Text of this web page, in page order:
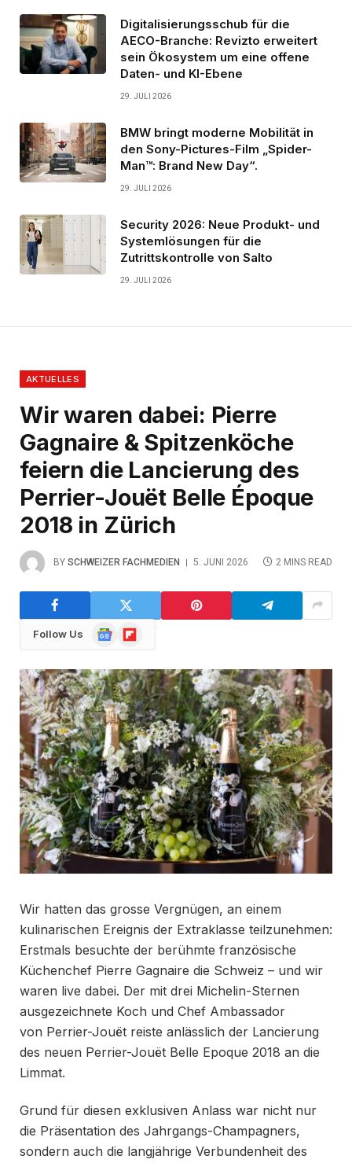
Digitalisierungsschub für die
AECO-Branche: Revizto erweitert
sein Ökosystem um eine offene
Daten- und KI-Ebene
29. JULI 2026
BMW bringt moderne Mobilität in
den Sony-Pictures-Film „Spider-
Man™: Brand New Day“.
29. JULI 2026
Security 2026: Neue Produkt- und
Systemlösungen für die
Zutrittskontrolle von Salto
29. JULI 2026
AKTUELLES
Wir waren dabei: Pierre
Gagnaire & Spitzenköche
feiern die Lancierung des
Perrier-Jouët Belle Époque
2018 in Zürich
BY SCHWEIZER FACHMEDIEN 5. JUNI 2026 2 MINS READ
Follow Us
GoogleFlipboard
Wir hatten das grosse Vergnügen, an einem
kulinarischen Ereignis der Extraklasse teilzunehmen:
Erstmals besuchte der berühmte französische
Küchenchef Pierre Gagnaire die Schweiz – und wir
waren live dabei. Der mit drei Michelin-Sternen
ausgezeichnete Koch und Chef Ambassador
von Perrier-Jouët reiste anlässlich der Lancierung
des neuen Perrier-Jouët Belle Epoque 2018 an die
Limmat.
Grund für diesen exklusiven Anlass war nicht nur
die Präsentation des Jahrgangs-Champagners,
sondern auch die langjährige Verbundenheit des